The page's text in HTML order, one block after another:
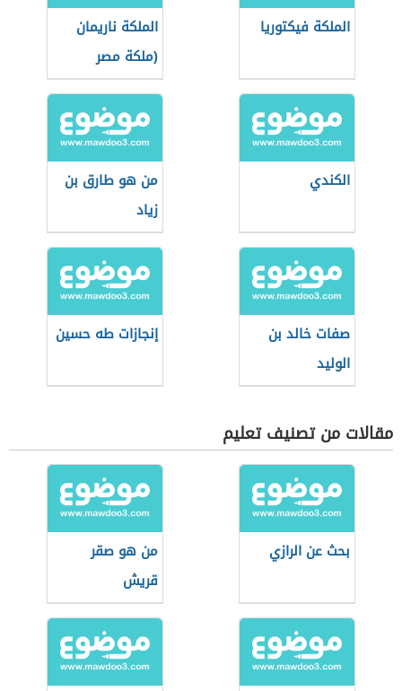
الملكة فيكتوريا
الملكة ناريمان
(ملكة مصر
والسودان القرينة)
الكندي
من هو طارق بن
زياد
صفات خالد بن
الوليد
إنجازات طه حسين
مقالات من تصنيف تعليم
بحث عن الرازي
من هو صقر
قريش